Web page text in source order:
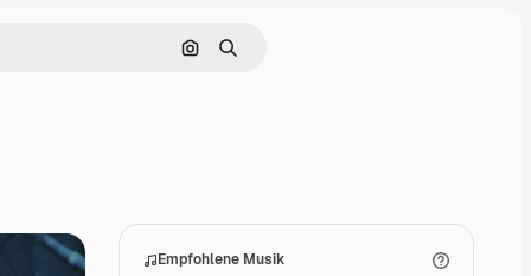
Nach Bild suchen
Suchen
Empfohlene Musik